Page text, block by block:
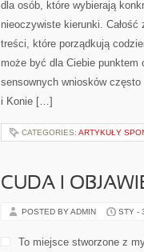
dla osób, które wybierają
nieoczywiste kierunki.
treści, które porządkują
może być dla Ciebie
sensownych wniosków
i Konie […]
CATEGORIES: ARTYKUŁY
CUDA I
POSTED BY ADMIN STY -
To miejsce stworzone z